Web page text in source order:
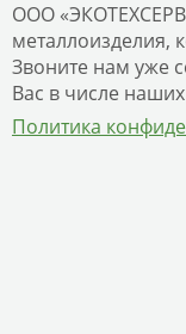
ООО
металлоизделия,
Звоните нам уже
Вас в числе
Политика